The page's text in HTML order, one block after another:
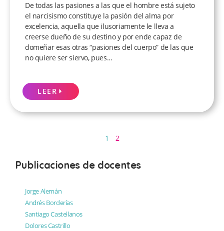
De todas las pasiones a las que el hombre está sujeto
el narcisismo constituye la pasión del alma por
excelencia, aquella que ilusoriamente le lleva a
creerse dueño de su destino y por ende capaz de
domeñar esas otras “pasiones del cuerpo” de las que
no quiere ser siervo, pues...
LEER
1 2
Publicaciones de docentes
Jorge Alemán
Andrés Borderías
Santiago Castellanos
Dolores Castrillo